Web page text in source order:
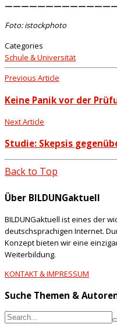
Foto: istockphoto
Categories
Schule & Universität
Previous Article
Keine Panik vor der
Next Article
Studie: Skepsis
Back to Top
Über BILDUNGaktuell
BILDUNGaktuell ist eines der
deutschsprachigen Internet.
Konzept bieten wir eine
Weiterbildung.
KONTAKT & IMPRESSUM
Suche Themen &